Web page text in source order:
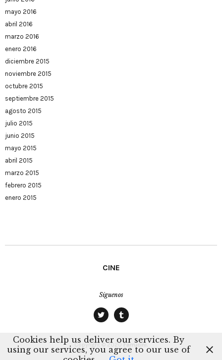
mayo 2016
abril 2016
marzo 2016
enero 2016
diciembre 2015
noviembre 2015
octubre 2015
septiembre 2015
agosto 2015
julio 2015
junio 2015
mayo 2015
abril 2015
marzo 2015
febrero 2015
enero 2015
CINE
Síguenos
Copyright © 2020 Farrucini.
Cookies help us deliver our services. By
using our services, you agree to our use of